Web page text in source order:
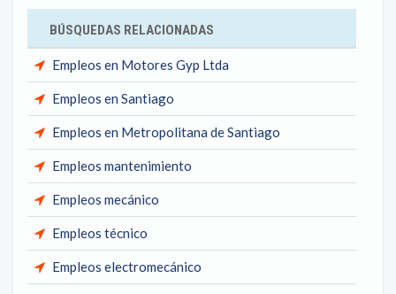
BÚSQUEDAS RELACIONADAS
Empleos en Motores Gyp Ltda
Empleos en Santiago
Empleos en Metropolitana de Santiago
Empleos mantenimiento
Empleos mecánico
Empleos técnico
Empleos electromecánico